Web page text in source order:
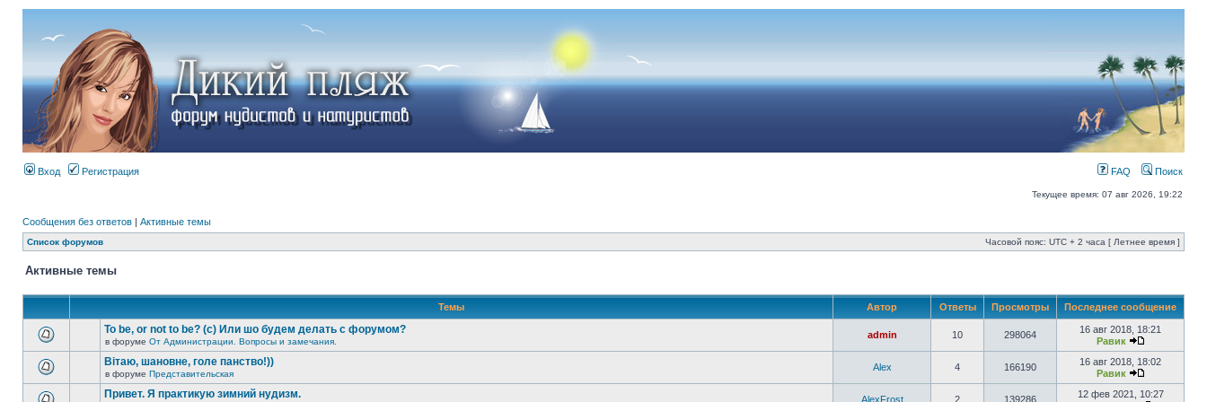
Вход Регистрация FAQ Поиск
Текущее время: 07 авг 2026, 19:22
Сообщения без ответов | Активные темы
Список форумов Часовой пояс: UTC + 2 часа [ Летнее время ]
Активные темы
Темы Автор Ответы Просмотры Последнее сообщение
To be, or not to be? (c) Или шо будем делать с форумом?
в форуме От Администрации. Вопросы и замечания.
admin 10 298064
16 авг 2018, 18:21
Равик
Вітаю, шановне, голе панство!))
в форуме Представительская
Alex 4 166190
16 авг 2018, 18:02
Равик
Привет. Я практикую зимний нудизм. AlexFrost 2 139286
12 фев 2021, 10:27